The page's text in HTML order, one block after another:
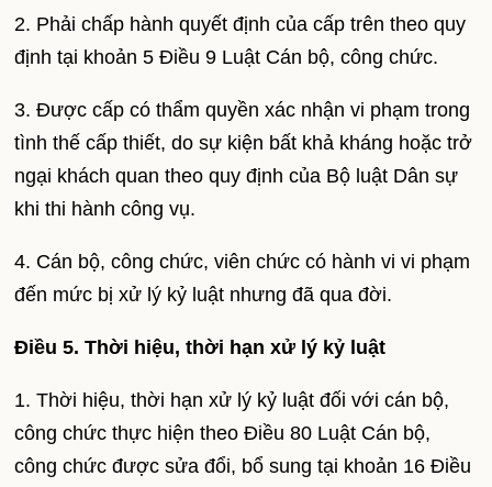
2. Phải chấp hành quyết định của cấp trên theo quy
định tại khoản 5 Điều 9 Luật Cán bộ, công chức.
3. Được cấp có thẩm quyền xác nhận vi phạm trong
tình thế cấp thiết, do sự kiện bất khả kháng hoặc trở
ngại khách quan theo quy định của Bộ luật Dân sự
khi thi hành công vụ.
4. Cán bộ, công chức, viên chức có hành vi vi phạm
đến mức bị xử lý kỷ luật nhưng đã qua đời.
Điều 5. Thời hiệu, thời hạn xử lý kỷ luật
1. Thời hiệu, thời hạn xử lý kỷ luật đối với cán bộ,
công chức thực hiện theo Điều 80 Luật Cán bộ,
công chức được sửa đổi, bổ sung tại khoản 16 Điều